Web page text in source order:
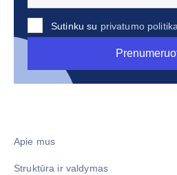
Sutinku su privatumo
Apie mus
Struktūra ir valdymas